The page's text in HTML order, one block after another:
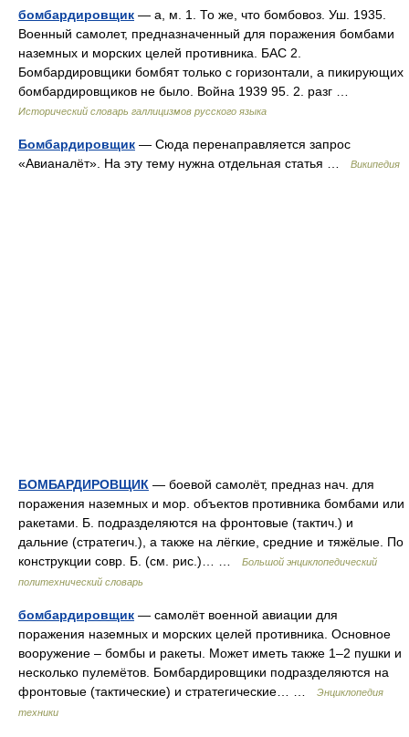
бомбардировщик — а, м. 1. То же, что бомбовоз. Уш. 1935.
Военный самолет, предназначенный для поражения бомбами
наземных и морских целей противника. БАС 2.
Бомбардировщики бомбят только с горизонтали, а пикирующих
бомбардировщиков не было. Война 1939 95. 2. разг …
Исторический словарь галлицизмов русского языка
Бомбардировщик — Сюда перенаправляется запрос
«Авианалёт». На эту тему нужна отдельная статья …
Википедия
БОМБАРДИРОВЩИК — боевой самолёт, предназ нач. для
поражения наземных и мор. объектов противника бомбами или
ракетами. Б. подразделяются на фронтовые (тактич.) и
дальние (стратегич.), а также на лёгкие, средние и тяжёлые. По
конструкции совр. Б. (см. рис.)… …
Большой энциклопедический
политехнический словарь
бомбардировщик — самолёт военной авиации для
поражения наземных и морских целей противника. Основное
вооружение – бомбы и ракеты. Может иметь также 1–2 пушки и
несколько пулемётов. Бомбардировщики подразделяются на
фронтовые (тактические) и стратегические… …
Энциклопедия
техники